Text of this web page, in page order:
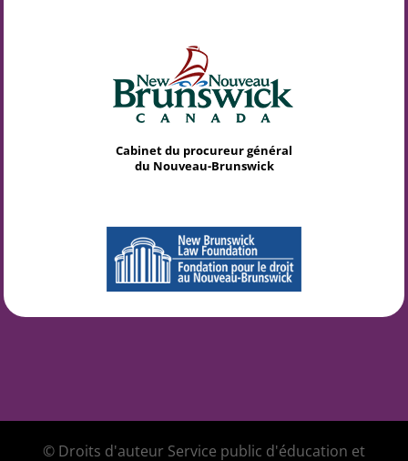
Cabinet du procureur général
du Nouveau-Brunswick
© Droits d'auteur Service public d'éducation et